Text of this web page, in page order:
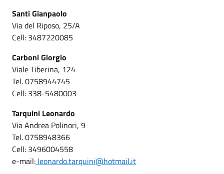
Santi Gianpaolo
Via del Riposo, 25/A
Cell: 3487220085
Carboni Giorgio
Viale Tiberina, 124
Tel. 0758944745
Cell: 338-5480003
Tarquini Leonardo
Via Andrea Polinori, 9
Tel. 0758948366
Cell: 3496004558
e-mail: leonardo.tarquini@hotmail.it